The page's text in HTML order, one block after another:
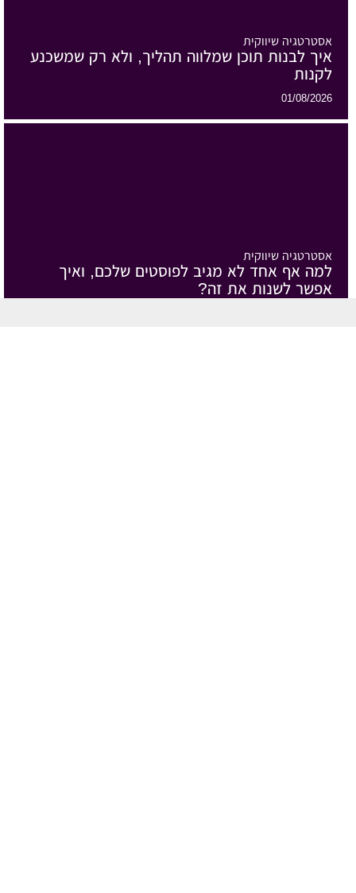
אסטרטגיה שיווקית
איך לבנות תוכן שמלווה תהליך, ולא רק שמשכנע
לקנות
01/08/2026
אסטרטגיה שיווקית
למה אף אחד לא מגיב לפוסטים שלכם, ואיך
אפשר לשנות את זה?